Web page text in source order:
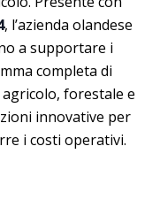
, l’azienda olandese
a supportare i
completa di
forestale e
innovative per
i costi operativi.